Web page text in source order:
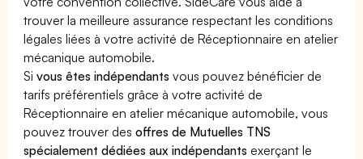
trouver la meilleure assurance respectant les conditions
légales liées à votre activité de Réceptionnaire en atelier
mécanique automobile.
Sivous êtes indépendants vous pouvez bénéficier de
tarifs préférentiels grâce à votre activité de
Réceptionnaire en atelier mécanique automobile, vous
pouvez trouver desoffres de Mutuelles TNS
spécialement dédiées aux indépendants exerçant le